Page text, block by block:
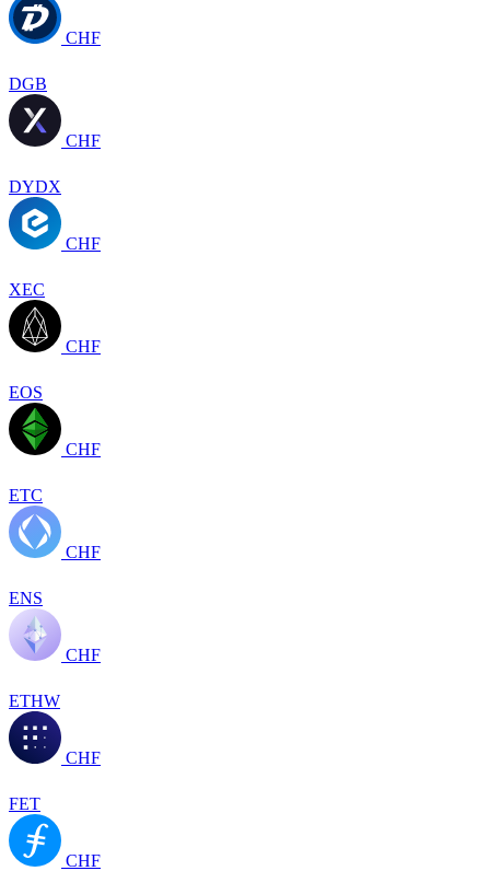
CHF
DGB
CHF
DYDX
CHF
XEC
CHF
EOS
CHF
ETC
CHF
ENS
CHF
ETHW
CHF
FET
CHF